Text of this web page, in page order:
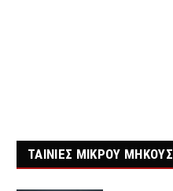
ΤΑΙΝΙΕΣ ΜΙΚΡΟΥ ΜΗΚΟΥΣ